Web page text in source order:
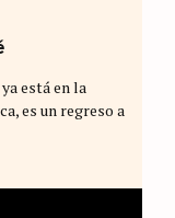
está en la
es un regreso a